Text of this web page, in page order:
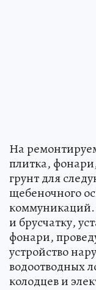
На
плитка,
грунт для
щебеночного
коммуникаций.
и брусчатку,
фонари,
устройство
водоотводных
колодцев и